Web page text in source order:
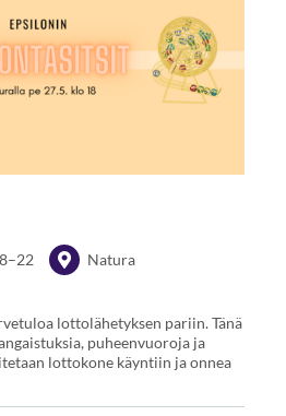
–22 Natura
lottolähetyksen pariin. Tänä
puheenvuoroja ja
lottokone käyntiin ja onnea